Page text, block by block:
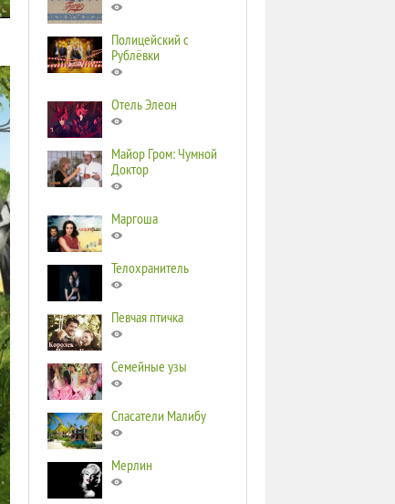
Полицейский с
Рублёвки
Отель Элеон
Майор Гром: Чумной
Доктор
Маргоша
Телохранитель
Певчая птичка
Семейные узы
Спасатели Малибу
Мерлин